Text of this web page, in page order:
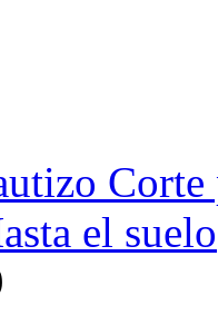
el suelo